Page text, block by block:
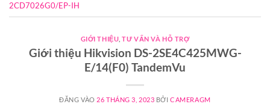
2CD7026G0/EP-IH
GIỚI THIỆU ,TƯ VẤN VÀ HỖ TRỢ
Giới thiệu Hikvision DS-2SE4C425MWG-
E/14(F0) TandemVu
ĐĂNG VÀO 26 THÁNG 3, 2023 BỞICAMERAGM